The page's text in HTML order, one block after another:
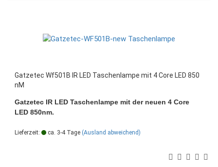
Gatzetec Wf501B IR LED Taschenlampe mit 4 Core LED 850
nM
Gatzetec IR LED Taschenlampe mit der neuen 4 Core
LED 850nm.
Lieferzeit: ca. 3-4 Tage (Ausland abweichend)